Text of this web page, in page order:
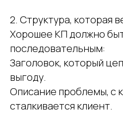
2. Структура, которая
Хорошее КП должно
последовательным:
Заголовок, который
выгоду.
Описание проблемы, с
сталкивается клиент.